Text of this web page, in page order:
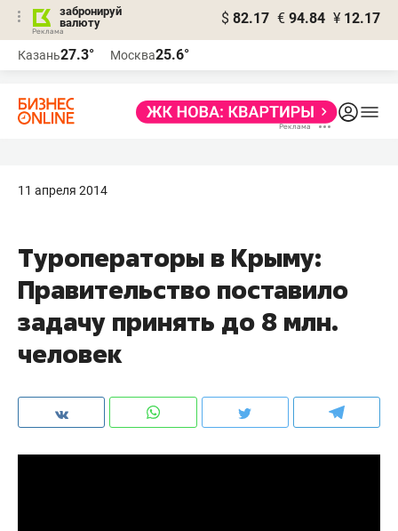
забронируй
валюту
$ 82.17 € 94.84 ¥ 12.17
Казань27.3° Москва25.6°
11 апреля 2014
Туроператоры в Крыму:
Правительство поставило
задачу принять до 8 млн.
человек